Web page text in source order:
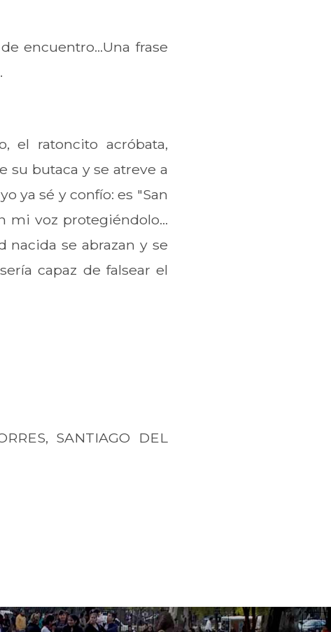
encuentro...Una frase
el ratoncito acróbata,
su butaca y se atreve a
ya sé y confío: es "San
mi voz protegiéndolo...
nacida se abrazan y se
capaz de falsear el
SANTIAGO DEL